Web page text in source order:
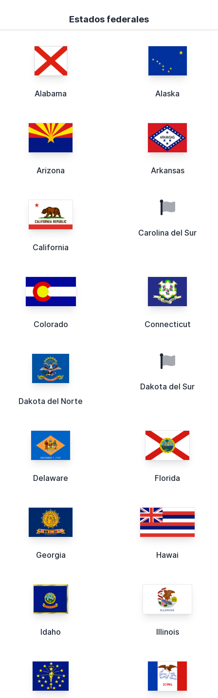
Estados federales
Alabama Alaska
Arizona Arkansas
California
Carolina del Sur
Colorado Connecticut
Dakota del Norte
Dakota del Sur
Delaware Florida
Georgia Hawai
Idaho Illinois